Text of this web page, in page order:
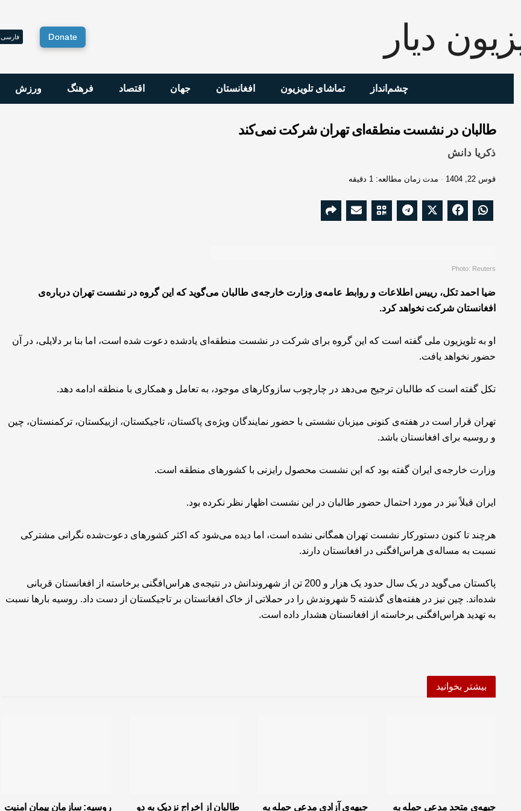
Donate فارسی
چشم‌انداز تماشای تلویزیون افغانستان جهان اقتصاد فرهنگ ورزش
طالبان در نشست منطقه‌ای تهران شرکت نمی‌کند
ذکریا دانش
قوس 22, 1404 مدت زمان مطالعه: 1 دقیقه
Photo: Reuters
ضیا احمد تکل، رییس اطلاعات و روابط عامه‌ی وزارت خارجه‌ی طالبان می‌گوید که این گروه در نشست تهران درباره‌ی
افغانستان شرکت نخواهد کرد.
او به تلویزیون ملی گفته است که این گروه برای شرکت در نشست منطقه‌ای یادشده دعوت شده است، اما بنا بر دلایلی، در آن
حضور نخواهد یافت.
تکل گفته است که طالبان ترجیح می‌دهد در چارچوب سازوکار‌های موجود، به تعامل و همکاری با منطقه ادامه دهد.
تهران قرار است در هفته‌ی کنونی میزبان نشستی با حضور نمایندگان ویژه‌ی پاکستان، تاجیکستان، ازبیکستان، ترکمنستان، چین
و روسیه برای افغانستان باشد.
وزارت خارجه‌ی ایران گفته بود که این نشست محصول رایزنی با کشورهای منطقه است.
ایران قبلاً نیز در مورد احتمال حضور طالبان در این نشست اظهار نظر نکرده بود.
هرچند تا کنون دستورکار نشست تهران همگانی نشده است، اما دیده می‌شود که اکثر کشورهای دعوت‌شده نگرانی مشترکی
نسبت به مساله‌ی هراس‌افگنی در افغانستان دارند.
پاکستان می‌گوید در یک سال حدود یک هزار و 200 تن از شهروندانش در نتیجه‌ی هراس‌افگنی برخاسته از افغانستان قربانی
شده‌اند. چین نیز در هفته‌های گذشته 5 شهروندش را در حملاتی از خاک افغانستان بر تاجیکستان از دست داد. روسیه بارها نسبت
به تهدید هراس‌افگنی برخاسته از افغانستان هشدار داده است.
بیشتر بخوانید
جبهه‌ی متحد مدعی حمله به جبهه‌ی آزادی مدعی حمله به طالبان از اخراج نزدیک به دو روسیه: سازمان پیمان امنیت